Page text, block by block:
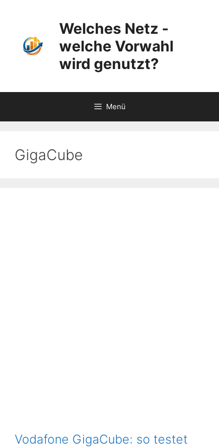
Welches Netz -
welche Vorwahl
wird genutzt?
Menü
GigaCube
Vodafone GigaCube: so testet